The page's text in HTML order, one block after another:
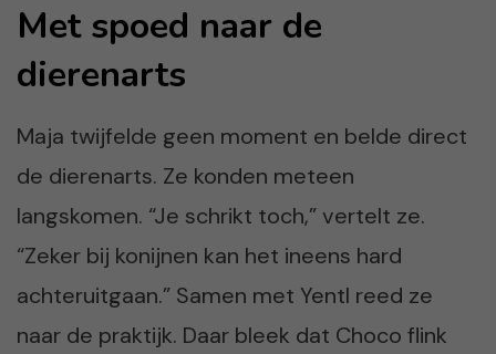
Met spoed naar de
dierenarts
Maja twijfelde geen moment en belde direct
de dierenarts. Ze konden meteen
langskomen. “Je schrikt toch,” vertelt ze.
“Zeker bij konijnen kan het ineens hard
achteruitgaan.” Samen met Yentl reed ze
naar de praktijk. Daar bleek dat Choco flink